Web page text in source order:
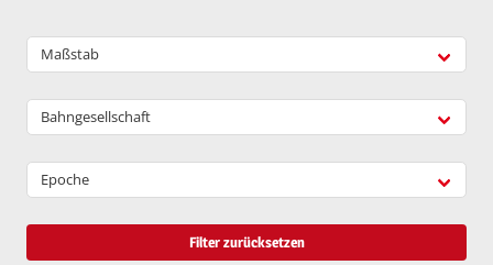
Maßstab
Bahngesellschaft
Epoche
Filter zurücksetzen